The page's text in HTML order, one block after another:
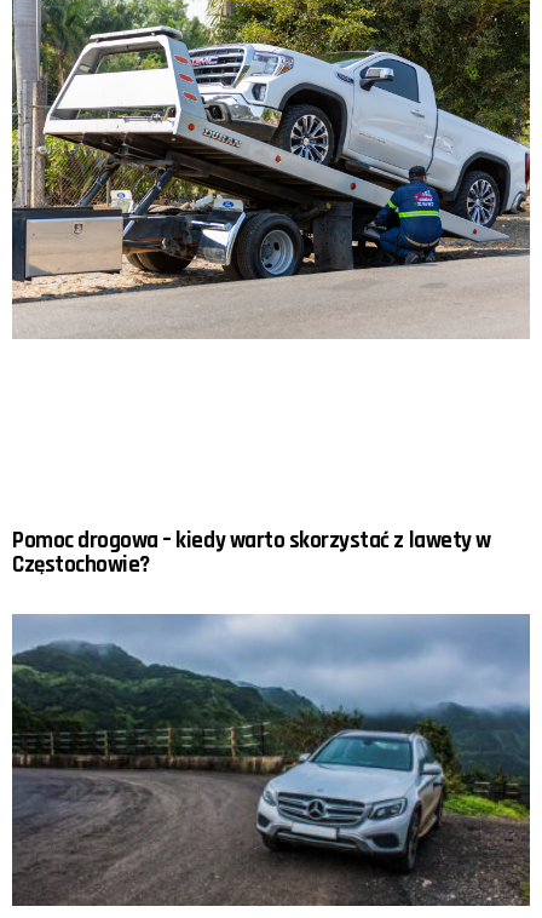
Pomoc drogowa – kiedy warto skorzystać z lawety w
Częstochowie?